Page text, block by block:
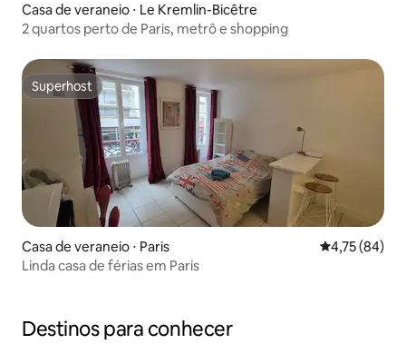
Casa de veraneio ⋅ Le Kremlin-Bicêtre
2 quartos perto de Paris, metrô e shopping
Superhost
Superhost
Casa de veraneio ⋅ Paris 4,75 de uma
4,75 (84)
Linda casa de férias em Paris
Destinos para conhecer